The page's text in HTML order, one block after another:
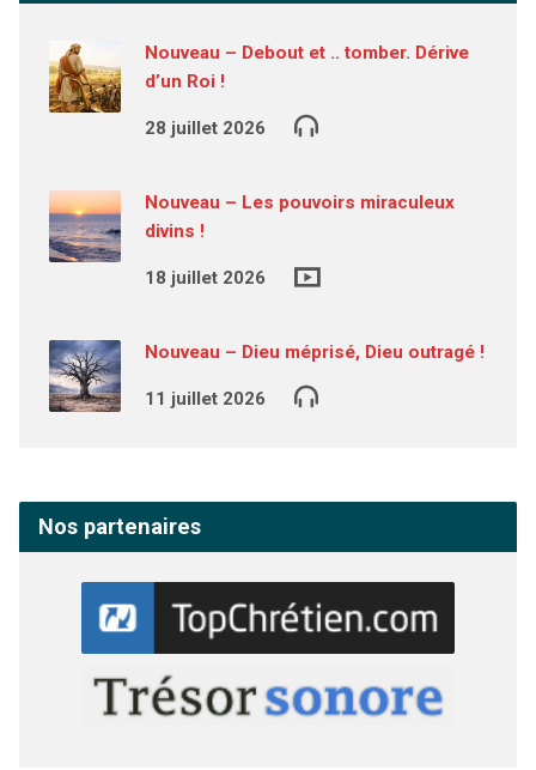
Nouveau – Debout et .. tomber. Dérive
d’un Roi !
28 juillet 2026
Nouveau – Les pouvoirs miraculeux
divins !
18 juillet 2026
Nouveau – Dieu méprisé, Dieu outragé !
11 juillet 2026
Nos partenaires